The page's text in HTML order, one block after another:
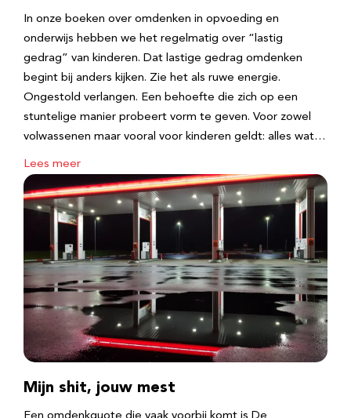
In onze boeken over omdenken in opvoeding en
onderwijs hebben we het regelmatig over “lastig
gedrag” van kinderen. Dat lastige gedrag omdenken
begint bij anders kijken. Zie het als ruwe energie.
Ongestold verlangen. Een behoefte die zich op een
stuntelige manier probeert vorm te geven. Voor zowel
volwassenen maar vooral voor kinderen geldt: alles wat…
Lees meer
Mijn shit, jouw mest